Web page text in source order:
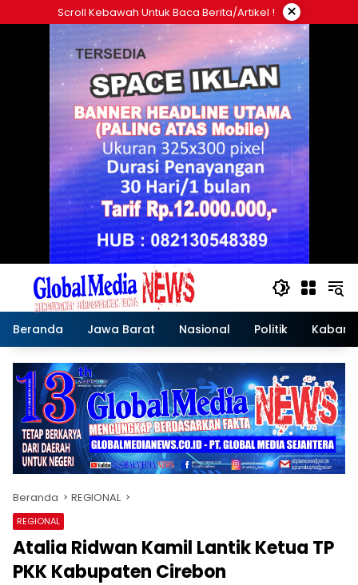
ke
Scroll Kebawah Untuk Baca Berita/artikel ! ×
Beranda Jawa Barat Nasional Politik Kabar
Beranda REGIONAL
REGIONAL
Atalia Ridwan Kamil Lantik Ketua TP
PKK Kabupaten Cirebon